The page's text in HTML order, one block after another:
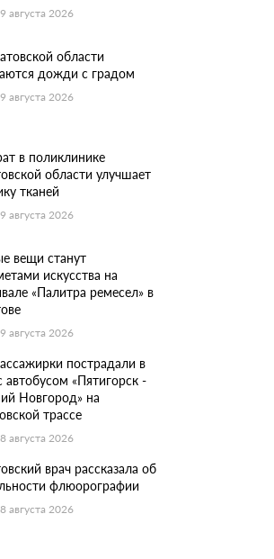
августа 2026
области
дожди с градом
августа 2026
в поликлинике
области улучшает
тканей
августа 2026
вещи станут
искусства на
«Палитра ремесел» в
августа 2026
пострадали в
«Пятигорск -
Новгород» на
трассе
августа 2026
врач рассказала об
флюорографии
августа 2026